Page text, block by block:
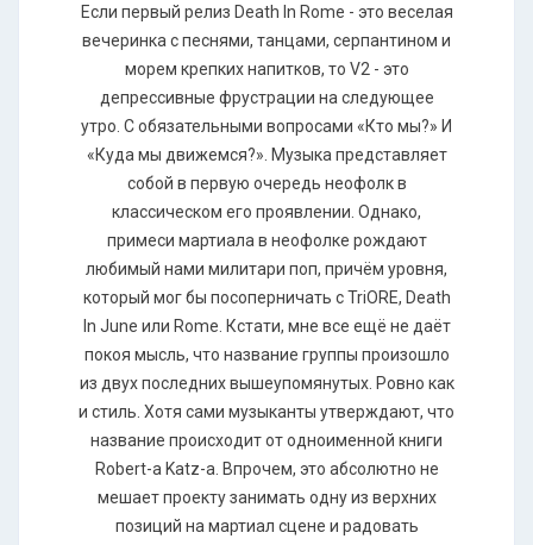
Если первый релиз Death In Rome - это веселая
вечеринка с песнями, танцами, серпантином и
морем крепких напитков, то V2 - это
депрессивные фрустрации на следующее
утро. С обязательными вопросами «Кто мы?» И
«Куда мы движемся?». Музыка представляет
собой в первую очередь неофолк в
классическом его проявлении. Однако,
примеси мартиала в неофолке рождают
любимый нами милитари поп, причём уровня,
который мог бы посоперничать с TriORE, Death
In June или Rome. Кстати, мне все ещё не даёт
покоя мысль, что название группы произошло
из двух последних вышеупомянутых. Ровно как
и стиль. Хотя сами музыканты утверждают, что
название происходит от одноименной книги
Robert-а Katz-а. Впрочем, это абсолютно не
мешает проекту занимать одну из верхних
позиций на мартиал сцене и радовать